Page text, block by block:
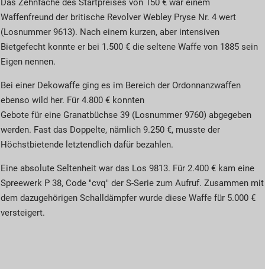
Das Zehnfache des Startpreises von 150 € war einem
Waffenfreund der britische Revolver Webley Pryse Nr. 4 wert
(Losnummer 9613). Nach einem kurzen, aber intensiven
Bietgefecht konnte er bei 1.500 € die seltene Waffe von 1885 sein
Eigen nennen.
Bei einer Dekowaffe ging es im Bereich der Ordonnanzwaffen
ebenso wild her. Für 4.800 € konnten
Gebote für eine Granatbüchse 39 (Losnummer 9760) abgegeben
werden. Fast das Doppelte, nämlich 9.250 €, musste der
Höchstbietende letztendlich dafür bezahlen.
Eine absolute Seltenheit war das Los 9813. Für 2.400 € kam eine
Spreewerk P 38, Code "cvq" der S-Serie zum Aufruf. Zusammen mit
dem dazugehörigen Schalldämpfer wurde diese Waffe für 5.000 €
versteigert.